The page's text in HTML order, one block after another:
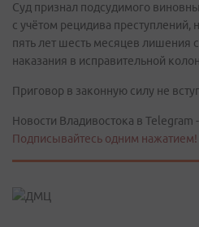
Суд признал подсудимого
с учётом рецидива преступлений,
пять лет шесть месяцев лишения
наказания в исправительной
Приговор в законную силу не
Новости Владивостока в Telegram
Подписывайтесь одним нажатием!